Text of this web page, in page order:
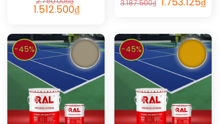
1.512.500₫
3.187.500₫ 1.753.125₫
-45% -45%